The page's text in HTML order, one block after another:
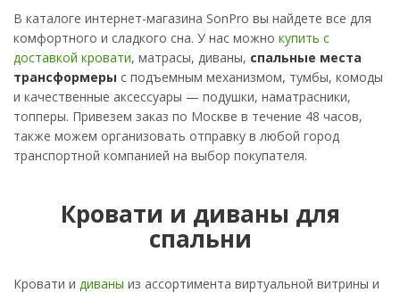
В каталоге интернет-магазина SonPro вы найдете все для
комфортного и сладкого сна. У нас можно купить с
доставкой кровати, матрасы, диваны, спальные места
трансформеры с подъемным механизмом, тумбы, комоды
и качественные аксессуары — подушки, наматрасники,
топперы. Привезем заказ по Москве в течение 48 часов,
также можем организовать отправку в любой город
транспортной компанией на выбор покупателя.
Кровати и диваны для
спальни
Кровати и диваны из ассортимента виртуальной витрины и